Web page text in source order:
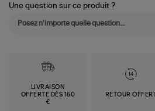
Une question sur ce produit ?
LIVRAISON
OFFERTE DÈS 150
€
RETOUR OFFERT